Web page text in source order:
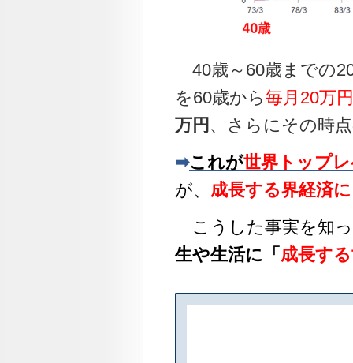
40歳～60歳までの
を60歳から毎月20万円
万円 、さらにその時
➡これが世界トップ
が、 成長する界経済
こうした事実を知
生や生活に「 成長す